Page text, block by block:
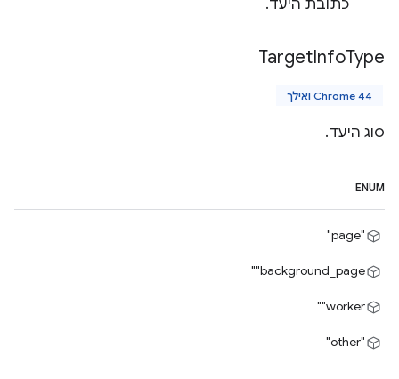
כתובת היעד.
TargetInfoType
Chrome 44 ואילך
סוג היעד.
ENUM
"page"
‎"background_page"
‎"worker"
"other"